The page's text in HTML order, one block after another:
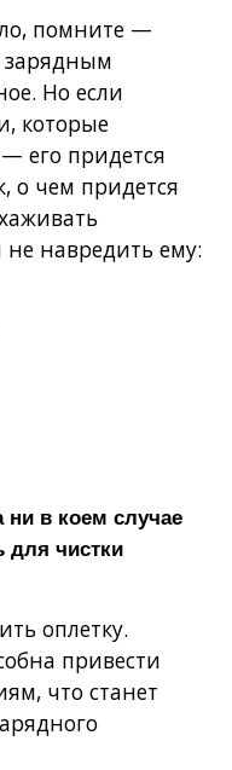
помните —
зарядным
Но если
которые
его придется
о чем придется
навредить ему:
в коем случае
для чистки
оплетку.
привести
что станет